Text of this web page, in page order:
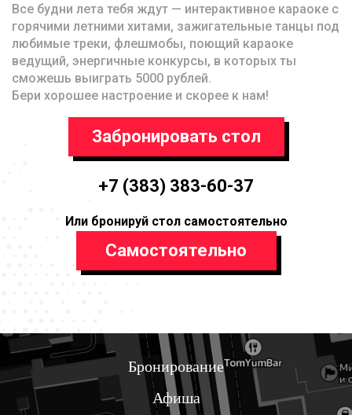
Все будни лета тебя ждут — интерактивное караоке с
горячими летними хитами, зажигательные танцы под
любимые треки, флешмобы, поющий караоке
ведущий, энергичные конкурсы, в которых ты
сможешь выиграть 5000 рублей.
Бери хорошее настроение и скорее к нам!
Забронировать стол
+7 (383) 383-60-37
Или бронируй стол самостоятельно
Самостоятельно
Бронирование
Афиша